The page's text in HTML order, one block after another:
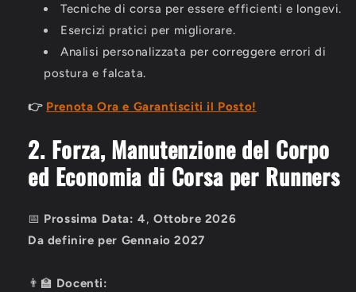
Tecniche di corsa per essere efficienti e longevi.
Esercizi pratici per migliorare.
Analisi personalizzata per correggere errori di
postura e falcata.
👉 Prenota Ora e Garantisciti il Posto!
2. Forza, Manutenzione del Corpo
ed Economia di Corsa per Runners
📅 Prossima Data: 4,Ottobre 2026
Da definire per Gennaio 2027
👨🏫 Docenti: